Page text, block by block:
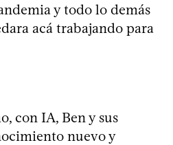
y todo lo demás
acá trabajando para
con IA, Ben y sus
nuevo y